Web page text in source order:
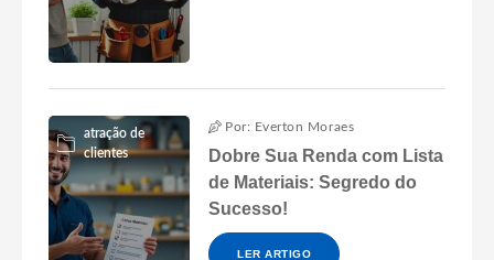
atração de
clientes
Por: Everton Moraes
Dobre Sua Renda com Lista
de Materiais: Segredo do
Sucesso!
LER ARTIGO